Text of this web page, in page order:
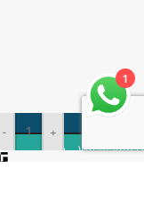
-
+
WhatsApp
1